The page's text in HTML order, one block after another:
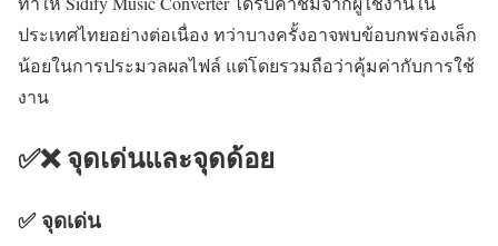
ประเทศไทยอย่างต่อเนื่อง ทว่าบางครั้งอาจพบข้อบกพร่องเล็ก
น้อยในการประมวลผลไฟล์ แต่โดยรวมถือว่าคุ้มค่ากับการใช้
งาน
✅❌ จุดเด่นและจุดด้อย
✅ จุดเด่น